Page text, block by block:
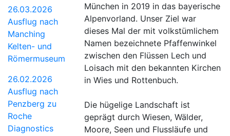
26.03.2026
Ausflug nach
Manching
Kelten- und
Römermuseum
26.02.2026
Ausflug nach
Penzberg zu
Roche
Diagnostics
München in 2019 in das bayerische
Alpenvorland. Unser Ziel war
dieses Mal der mit volkstümlichem
Namen bezeichnete Pfaffenwinkel
zwischen den Flüssen Lech und
Loisach mit den bekannten Kirchen
in Wies und Rottenbuch.
Die hügelige Landschaft ist
geprägt durch Wiesen, Wälder,
Moore, Seen und Flussläufe und